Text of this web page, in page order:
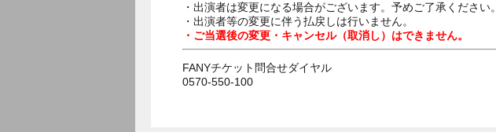
・出演者は変更になる場合がございます。予めご了承ください。
・出演者等の変更に伴う払戻しは行いません。
・ご当選後の変更・キャンセル（取消し）はできません。
FANYチケット問合せダイヤル
0570-550-100